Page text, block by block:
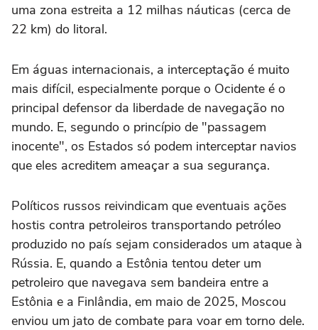
uma zona estreita a 12 milhas náuticas (cerca de
22 km) do litoral.
Em águas internacionais, a interceptação é muito
mais difícil, especialmente porque o Ocidente é o
principal defensor da liberdade de navegação no
mundo. E, segundo o princípio de "passagem
inocente", os Estados só podem interceptar navios
que eles acreditem ameaçar a sua segurança.
Políticos russos reivindicam que eventuais ações
hostis contra petroleiros transportando petróleo
produzido no país sejam considerados um ataque à
Rússia. E, quando a Estônia tentou deter um
petroleiro que navegava sem bandeira entre a
Estônia e a Finlândia, em maio de 2025, Moscou
enviou um jato de combate para voar em torno dele.